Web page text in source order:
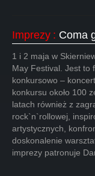
Imprezy : Coma
1 i 2 maja w
May Festival. Jest to
konkursowo –
konkursu około 100
latach również z
rock`n`rollowej,
artystycznych,
doskonalenie
imprezy patronuje